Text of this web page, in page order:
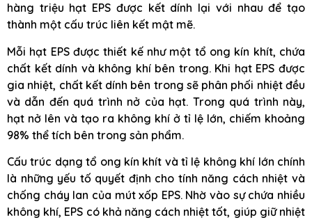
hàng triệu hạt EPS được kết dính lại với nhau để tạo
thành một cấu trúc liên kết mật mẽ.
Mỗi hạt EPS được thiết kế như một tổ ong kín khít, chứa
chất kết dính và không khí bên trong. Khi hạt EPS được
gia nhiệt, chất kết dính bên trong sẽ phân phối nhiệt đều
và dẫn đến quá trình nở của hạt. Trong quá trình này,
hạt nở lên và tạo ra không khí ở tỉ lệ lớn, chiếm khoảng
98% thể tích bên trong sản phẩm.
Cấu trúc dạng tổ ong kín khít và tỉ lệ không khí lớn chính
là những yếu tố quyết định cho tính năng cách nhiệt và
chống cháy lan của mút xốp EPS. Nhờ vào sự chứa nhiều
không khí, EPS có khả năng cách nhiệt tốt, giúp giữ nhiệt